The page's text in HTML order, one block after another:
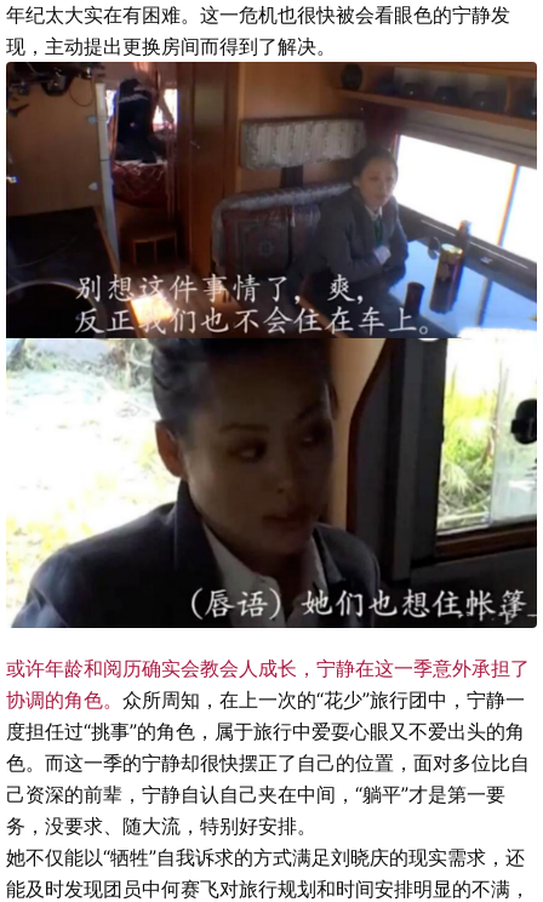
年纪太大实在有困难。这一危机也很快被会看眼色的宁静发
现，主动提出更换房间而得到了解决。
或许年龄和阅历确实会教会人成长，宁静在这一季意外承担了
协调的角色。 众所周知，在上一次的“花少”旅行团中，宁静一
度担任过“挑事”的角色，属于旅行中爱耍心眼又不爱出头的角
色。而这一季的宁静却很快摆正了自己的位置，面对多位比自
己资深的前辈，宁静自认自己夹在中间，“躺平”才是第一要
务，没要求、随大流，特别好安排。
她不仅能以“牺牲”自我诉求的方式满足刘晓庆的现实需求，还
能及时发现团员中何赛飞对旅行规划和时间安排明显的不满，